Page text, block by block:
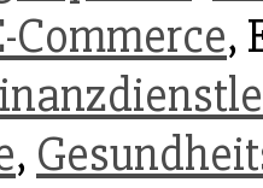
Commerce,
,